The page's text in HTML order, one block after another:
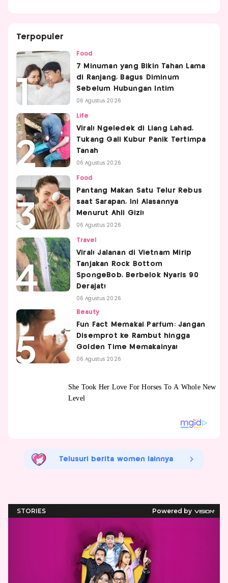
Terpopuler
Food
7 Minuman yang Bikin Tahan Lama
di Ranjang, Bagus Diminum
Sebelum Hubungan Intim
06 Agustus 2026
Life
Viral! Ngeledek di Liang Lahad,
Tukang Gali Kubur Panik Tertimpa
Tanah
06 Agustus 2026
Food
Pantang Makan Satu Telur Rebus
saat Sarapan, Ini Alasannya
Menurut Ahli Gizi!
06 Agustus 2026
Travel
Viral! Jalanan di Vietnam Mirip
Tanjakan Rock Bottom
SpongeBob, Berbelok Nyaris 90
Derajat!
06 Agustus 2026
Beauty
Fun Fact Memakai Parfum: Jangan
Disemprot ke Rambut hingga
Golden Time Memakainya!
06 Agustus 2026
Telusuri berita women lainnya